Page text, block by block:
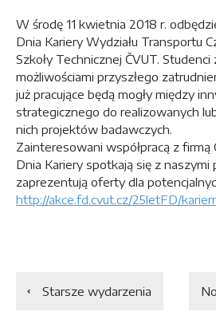
W środę 11 kwietnia 2018 r.
Dnia Kariery Wydziału Transportu
Szkoły Technicznej ČVUT. Studenci
możliwościami przyszłego
już pracujące będą mogły między
strategicznego do realizowanych
nich projektów badawczych.
Zainteresowani współpracą z firmą
Dnia Kariery spotkają się z naszymi
zaprezentują oferty dla
http://akce.fd.cvut.cz/25letFD/
Starsze wydarzenia